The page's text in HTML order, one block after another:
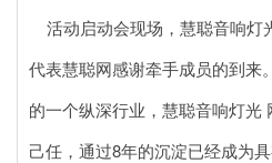
活动启动会现场，慧聪音响灯
代表慧聪网感谢牵手成员的到来
的一个纵深行业，慧聪音响灯光
己任，通过8年的沉淀已经成为